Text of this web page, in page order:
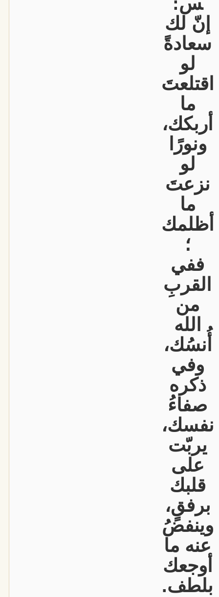
إنّ لك
سعادةً
لو
اقتلعتَ
ما
أربكك،
ونورًا
لو
نزعتَ
ما
أظلمك
؛
ففي
القربِ
من
الله
أُنسُك،
وفي
ذكره
صفاءُ
نفسك،
يربّت
على
قلبك
برفقٍ،
وينفضُ
عنه ما
أوجعك
بلطف.